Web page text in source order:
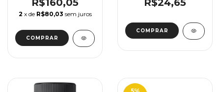
2 x de R$80,03 sem juros
5%